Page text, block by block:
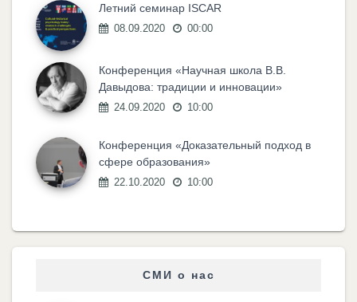
Летний семинар ISCAR
08.09.2020 00:00
Конференция «Научная школа В.В.
Давыдова: традиции и инновации»
24.09.2020 10:00
Конференция «Доказательный подход в
сфере образования»
22.10.2020 10:00
СМИ о нас